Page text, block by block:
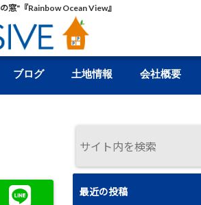
窓"『Rainbow Ocean View』
ブログ 土地情報 会社概要
最近の投稿